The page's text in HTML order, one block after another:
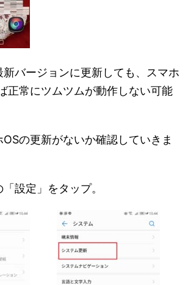
新バージョンに更新しても、スマホ
正常にツムツムが動作しない可能
の更新がないか確認していきま
設定」をタップ。